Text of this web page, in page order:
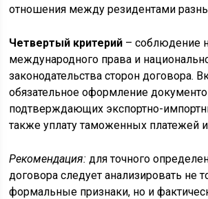
отношения между резидентами
Четвертый критерий – соблюдение
международного права и
законодательства сторон договора.
обязательное оформление
подтверждающих экспортно-
также уплату таможенных платежей
Рекомендация: для точного
договора следует анализировать не
формальные признаки, но и